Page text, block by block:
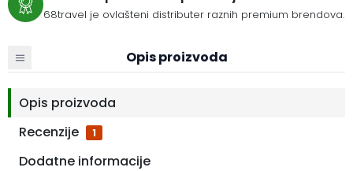
68travel je ovlašteni distributer raznih premium brendova.
Opis proizvoda
Opis proizvoda
Recenzije
1
Dodatne informacije